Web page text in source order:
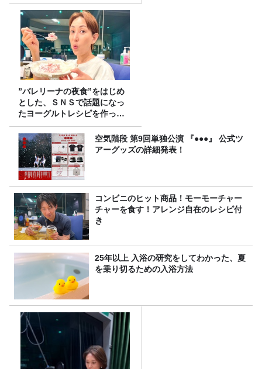
”バレリーナの夜食”をはじめ
とした、ＳＮＳで話題になっ
たヨーグルトレシピを作って
みた！
空気階段 第9回単独公演 『●●●』 公式ツ
アーグッズの詳細発表！
コンビニのヒット商品！モーモーチャー
チャーを食す！アレンジ自在のレシピ付
き
25年以上 入浴の研究をしてわかった、夏
を乗り切るための入浴方法